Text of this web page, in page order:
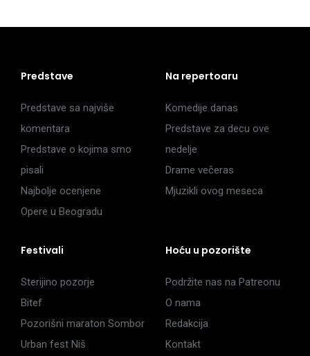
Predstave
Predstave sa najviše
komentara
Predstave o kojima smo
pisali
Najbolje ocenjene
Opere u Beogradu
Na repertoaru
Komedije danas
Predstave za decu ove
nedelje
Drame večeras
Mjuzikli ovog meseca
Festivali
Sterijino pozorje
Bitef
Pozorišni maraton Sombor
Urban fest Niš
Hoću u pozorište
Podržite nas na Patreonu
O nama
Redakcija
Kontakt